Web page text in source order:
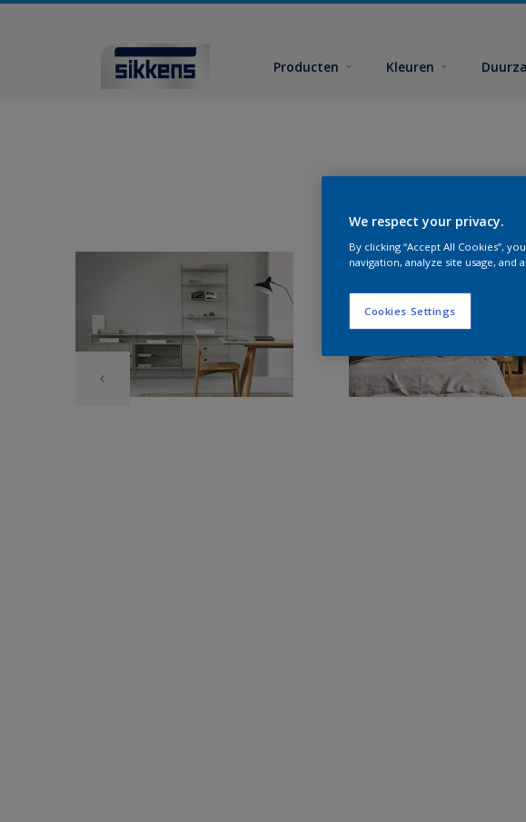
Producten Kleuren
We respect your privacy.
By clicking “Accept All Cookies”,
navigation, analyze site usage, and
Cookies Settings